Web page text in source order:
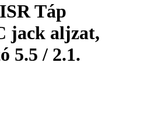
Táp
jack aljzat,
5.5 / 2.1.